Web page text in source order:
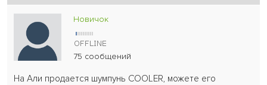
Новичок
75 сообщений
На Али продается шумпунь COOLER, можете его